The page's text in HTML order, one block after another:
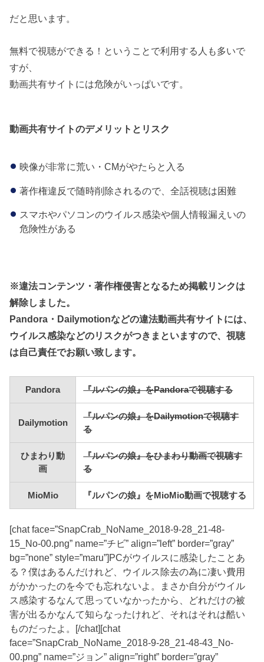
だと思います。
無料で視聴ができる！ということで利用する人も多いで
すが、
動画共有サイトには危険がいっぱいです。
動画共有サイトのデメリットとリスク
映像が非常に荒い・CMがやたらと入る
著作権違反で随時削除されるので、全話視聴は困難
スマホやパソコンのウイルス感染や個人情報漏えいの
危険性がある
※違法コンテンツ・著作権侵害となるため掲載リンクは
解除しました。
Pandora・Dailymotionなどの違法動画共有サイトには、
ウイルス感染などのリスクがつきまといますので、視聴
は自己責任でお願い致します。
Pandora 『ルパンの娘』をPandoraで視聴する
Dailymotion
『ルパンの娘』をDailymotionで視聴す
る
ひまわり動
画
『ルパンの娘』をひまわり動画で視聴す
る
MioMio 『ルパンの娘』をMioMio動画で視聴する
[chat face=”SnapCrab_NoName_2018-9-28_21-48-
15_No-00.png” name=”チビ” align=”left” border=”gray”
bg=”none” style=”maru”]PCがウイルスに感染したことあ
る？僕はあるんだけれど、ウイルス除去の為に凄い費用
がかかったのを今でも忘れないよ。まさか自分がウイル
ス感染するなんて思っていなかったから、どれだけの被
害が出るかなんて知らなったけれど、それはそれは酷い
ものだったよ。[/chat][chat
face=”SnapCrab_NoName_2018-9-28_21-48-43_No-
00.png” name=”ジョン” align=”right” border=”gray”